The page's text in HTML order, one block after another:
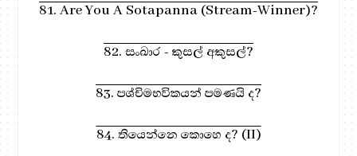
81. Are You A Sotapanna (Stream-Winner)?
82. සංඛාර - කුසල් අකුසල්?
83. පශ්චිමභවිකයන් පමණයි ද?
84. තියෙන්නෙ කොහෙ ද? (II)